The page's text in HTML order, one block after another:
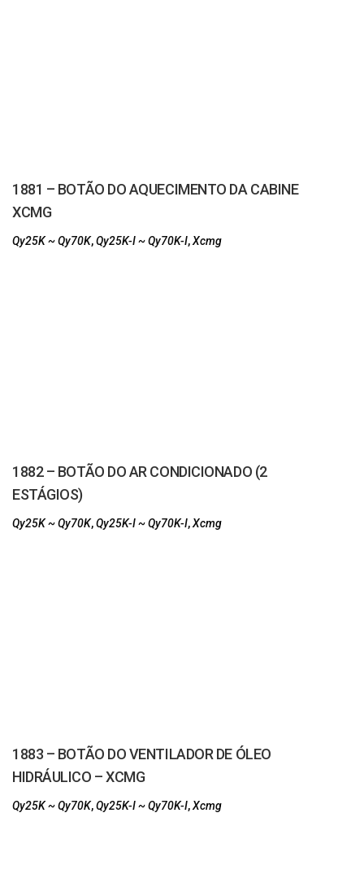
1881 – BOTÃO DO AQUECIMENTO DA CABINE
XCMG
Qy25K ~ Qy70K,Qy25K-I ~ Qy70K-I,Xcmg
1882 – BOTÃO DO AR CONDICIONADO (2
ESTÁGIOS)
Qy25K ~ Qy70K,Qy25K-I ~ Qy70K-I,Xcmg
1883 – BOTÃO DO VENTILADOR DE ÓLEO
HIDRÁULICO – XCMG
Qy25K ~ Qy70K,Qy25K-I ~ Qy70K-I,Xcmg